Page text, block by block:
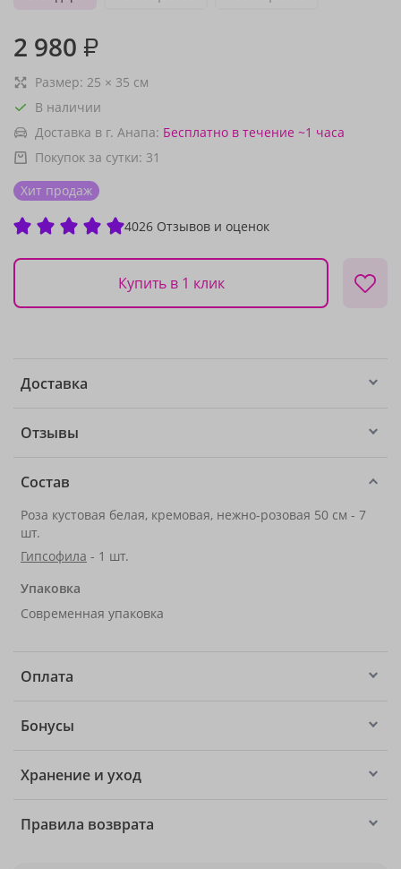
2 980 ₽
Размер: 25 × 35 см
В наличии
Доставка в г. Анапа: Бесплатно в течение ~1 часа
Покупок за сутки: 31
Хит продаж
4026 Отзывов и оценок
Купить в 1 клик
Доставка
Отзывы
Состав
Роза кустовая белая, кремовая, нежно-розовая 50 см - 7
шт.
Гипсофила - 1 шт.
Упаковка
Современная упаковка
Оплата
Бонусы
Хранение и уход
Правила возврата